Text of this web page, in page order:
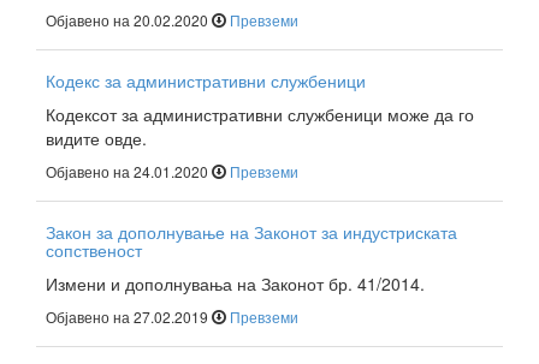
Објавено на 20.02.2020 Превземи
Кодекс за административни службеници
Кодексот за административни службеници може да го
видите овде.
Објавено на 24.01.2020 Превземи
Закон за дополнување на Законот за индустриската
сопственост
Измени и дополнувања на Законот бр. 41/2014.
Објавено на 27.02.2019 Превземи